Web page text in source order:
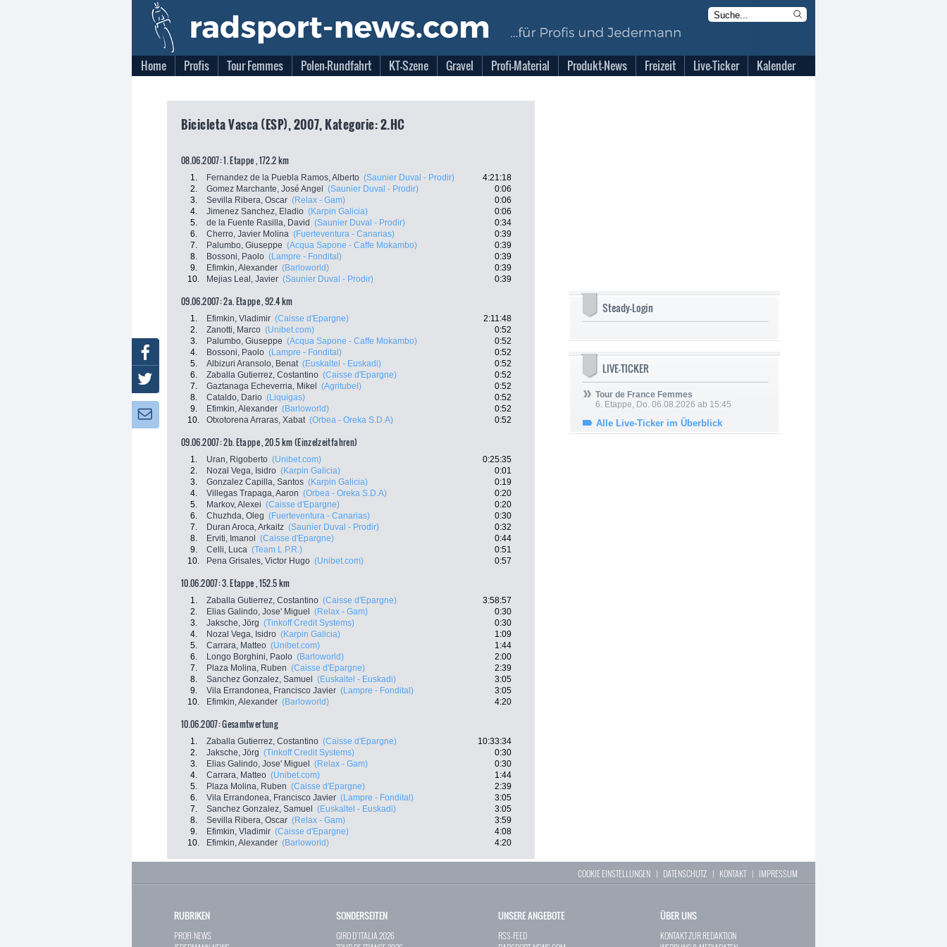
Home Profis Tour Femmes Polen-Rundfahrt KT-Szene Gravel Profi-Material Produkt-News Freizeit Live-Ticker Kalender
Bicicleta Vasca (ESP), 2007, Kategorie: 2.HC
08.06.2007: 1. Etappe , 172.2 km
1. Fernandez de la Puebla Ramos, Alberto (Saunier Duval - Prodir)
4:21:18
2.
Gomez Marchante, José Angel (Saunier Duval - Prodir)
0:06
3.
Sevilla Ribera, Oscar (Relax - Gam)
0:06
4.
Jimenez Sanchez, Eladio (Karpin Galicia)
0:06
5.
de la Fuente Rasilla, David (Saunier Duval - Prodir)
0:34
6.
Cherro, Javier Molina (Fuerteventura - Canarias)
0:39
7.
Palumbo, Giuseppe (Acqua Sapone - Caffe Mokambo)
0:39
8.
Bossoni, Paolo (Lampre - Fondital)
0:39
9.
Efimkin, Alexander (Barloworld)
0:39
10.
Mejias Leal, Javier (Saunier Duval - Prodir) 0:39
09.06.2007: 2a. Etappe , 92.4 km
1. Efimkin, Vladimir (Caisse d'Epargne)
2:11:48
2.
Zanotti, Marco (Unibet.com)
0:52
3.
Palumbo, Giuseppe (Acqua Sapone - Caffe Mokambo)
0:52
4.
Bossoni, Paolo (Lampre - Fondital)
0:52
5.
Albizuri Aransolo, Benat (Euskaltel - Euskadi)
0:52
6.
Zaballa Gutierrez, Costantino (Caisse d'Epargne)
0:52
7.
Gaztanaga Echeverria, Mikel (Agritubel)
0:52
8.
Cataldo, Dario (Liquigas)
0:52
9.
Efimkin, Alexander (Barloworld)
0:52
10.
Otxotorena Arraras, Xabat (Orbea - Oreka S.D.A) 0:52
09.06.2007: 2b. Etappe , 20.5 km (Einzelzeitfahren)
1. Uran, Rigoberto (Unibet.com)
0:25:35
2.
Nozal Vega, Isidro (Karpin Galicia)
0:01
3.
Gonzalez Capilla, Santos (Karpin Galicia)
0:19
4.
Villegas Trapaga, Aaron (Orbea - Oreka S.D.A)
0:20
5.
Markov, Alexei (Caisse d'Epargne)
0:20
6.
Chuzhda, Oleg (Fuerteventura - Canarias)
0:30
7.
Duran Aroca, Arkaitz (Saunier Duval - Prodir)
0:32
8.
Erviti, Imanol (Caisse d'Epargne)
0:44
9.
Celli, Luca (Team L.P.R.)
0:51
10.
Pena Grisales, Victor Hugo (Unibet.com) 0:57
10.06.2007: 3. Etappe , 152.5 km
1. Zaballa Gutierrez, Costantino (Caisse d'Epargne)
3:58:57
2.
Elias Galindo, Jose' Miguel (Relax - Gam)
0:30
3.
Jaksche, Jörg (Tinkoff Credit Systems)
0:30
4.
Nozal Vega, Isidro (Karpin Galicia)
1:09
5.
Carrara, Matteo (Unibet.com)
1:44
6.
Longo Borghini, Paolo (Barloworld)
2:00
7.
Plaza Molina, Ruben (Caisse d'Epargne)
2:39
8.
Sanchez Gonzalez, Samuel (Euskaltel - Euskadi)
3:05
9.
Vila Errandonea, Francisco Javier (Lampre - Fondital)
3:05
10.
Efimkin, Alexander (Barloworld) 4:20
10.06.2007: Gesamtwertung
1. Zaballa Gutierrez, Costantino (Caisse d'Epargne)
10:33:34
2.
Jaksche, Jörg (Tinkoff Credit Systems)
0:30
3.
Elias Galindo, Jose' Miguel (Relax - Gam)
0:30
4.
Carrara, Matteo (Unibet.com)
1:44
5.
Plaza Molina, Ruben (Caisse d'Epargne)
2:39
6.
Vila Errandonea, Francisco Javier (Lampre - Fondital)
3:05
7.
Sanchez Gonzalez, Samuel (Euskaltel - Euskadi)
3:05
8.
Sevilla Ribera, Oscar (Relax - Gam)
3:59
9.
Efimkin, Vladimir (Caisse d'Epargne)
4:08
10.
Efimkin, Alexander (Barloworld) 4:20
Steady-Login
LIVE-TICKER
Tour de France Femmes
6. Etappe, Do. 06.08.2026 ab 15:45
Alle Live-Ticker im Überblick
Facebook
Twitter
Newsletter:
COOKIE EINSTELLUNGEN | DATENSCHUTZ | KONTAKT| IMPRESSUM
RUBRIKEN
PROFI-NEWS
SONDERSEITEN
GIRO D`ITALIA 2026
UNSERE ANGEBOTE
RSS-FEED
ÜBER UNS
KONTAKT ZUR REDAKTION